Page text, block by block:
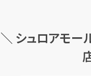
＼ シュロアモ